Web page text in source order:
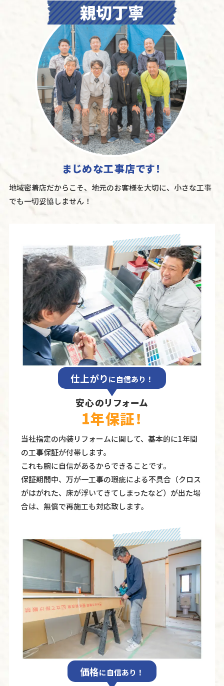
まじめな工事店です！
地域密着店だからこそ、地元のお客様を大切に、小さな工事
でも一切妥協しません！
仕上がりに自信あり！
安心のリフォーム
1年保証！
当社指定の内装リフォームに関して、基本的に1年間
の⼯事保証が付帯します。
これも腕に自信があるからできることです。
保証期間中、万が⼀⼯事の瑕疵による不具合（クロス
がはがれた、床が浮いてきてしまったなど）が出た場
合は、無償で再施⼯も対応致します。
価格に自信あり！